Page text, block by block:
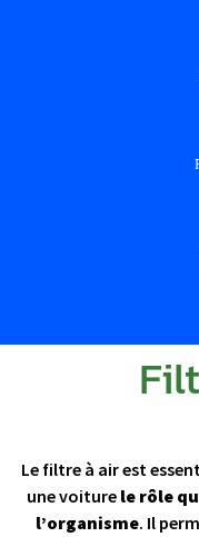
Le filtre à air est
une voiture le rôle
l’organisme. Il